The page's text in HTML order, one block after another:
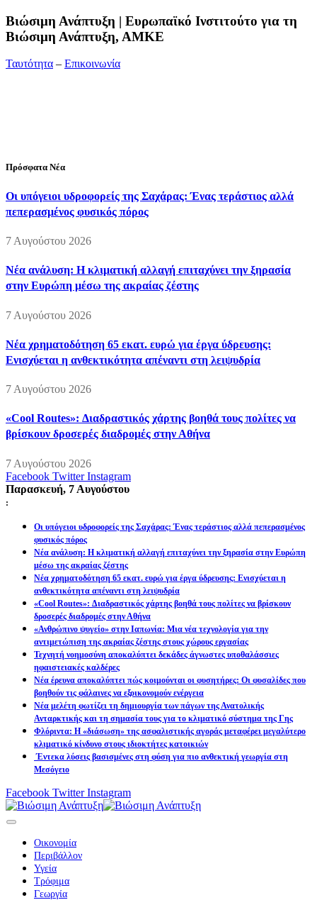
Bιώσιμη Ανάπτυξη | Ευρωπαϊκό Ινστιτούτο για τη
Βιώσιμη Ανάπτυξη, ΑΜΚΕ
Ταυτότητα – Επικοινωνία
Πρόσφατα Νέα
Οι υπόγειοι υδροφορείς της Σαχάρας: Ένας τεράστιος αλλά
πεπερασμένος φυσικός πόρος
7 Αυγούστου 2026
Νέα ανάλυση: Η κλιματική αλλαγή επιταχύνει την ξηρασία
στην Ευρώπη μέσω της ακραίας ζέστης
7 Αυγούστου 2026
Νέα χρηματοδότηση 65 εκατ. ευρώ για έργα ύδρευσης:
Ενισχύεται η ανθεκτικότητα απέναντι στη λειψυδρία
7 Αυγούστου 2026
«Cool Routes»: Διαδραστικός χάρτης βοηθά τους πολίτες να
βρίσκουν δροσερές διαδρομές στην Αθήνα
7 Αυγούστου 2026
Facebook Twitter Instagram
Παρασκευή, 7 Αυγούστου
:
Οι υπόγειοι υδροφορείς της Σαχάρας: Ένας τεράστιος αλλά πεπερασμένος
φυσικός πόρος
Νέα ανάλυση: Η κλιματική αλλαγή επιταχύνει την ξηρασία στην Ευρώπη
μέσω της ακραίας ζέστης
Νέα χρηματοδότηση 65 εκατ. ευρώ για έργα ύδρευσης: Ενισχύεται η
ανθεκτικότητα απέναντι στη λειψυδρία
«Cool Routes»: Διαδραστικός χάρτης βοηθά τους πολίτες να βρίσκουν
δροσερές διαδρομές στην Αθήνα
«Ανθρώπινο ψυγείο» στην Ιαπωνία: Μια νέα τεχνολογία για την
αντιμετώπιση της ακραίας ζέστης στους χώρους εργασίας
Τεχνητή νοημοσύνη αποκαλύπτει δεκάδες άγνωστες υποθαλάσσιες
ηφαιστειακές καλδέρες
Νέα έρευνα αποκαλύπτει πώς κοιμούνται οι φυσητήρες: Οι φυσαλίδες που
βοηθούν τις φάλαινες να εξοικονομούν ενέργεια
Νέα μελέτη φωτίζει τη δημιουργία των πάγων της Ανατολικής
Ανταρκτικής και τη σημασία τους για το κλιματικό σύστημα της Γης
Φλόριντα: Η «διάσωση» της ασφαλιστικής αγοράς μεταφέρει μεγαλύτερο
κλιματικό κίνδυνο στους ιδιοκτήτες κατοικιών
Έντεκα λύσεις βασισμένες στη φύση για πιο ανθεκτική γεωργία στη
Μεσόγειο
Facebook Twitter Instagram
Οικονομία
Περιβάλλον
Υγεία
Τρόφιμα
Γεωργία